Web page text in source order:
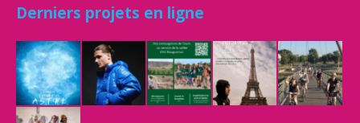
Derniers projets en ligne